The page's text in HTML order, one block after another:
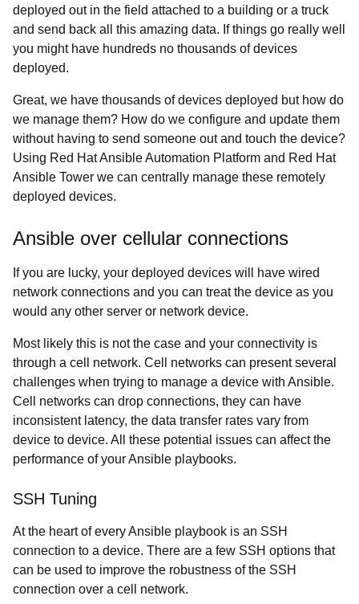
deployed out in the field attached to a building or a truck
and send back all this amazing data. If things go really well
you might have hundreds no thousands of devices
deployed.
Great, we have thousands of devices deployed but how do
we manage them? How do we configure and update them
without having to send someone out and touch the device?
Using Red Hat Ansible Automation Platform and Red Hat
Ansible Tower we can centrally manage these remotely
deployed devices.
Ansible over cellular connections
If you are lucky, your deployed devices will have wired
network connections and you can treat the device as you
would any other server or network device.
Most likely this is not the case and your connectivity is
through a cell network. Cell networks can present several
challenges when trying to manage a device with Ansible.
Cell networks can drop connections, they can have
inconsistent latency, the data transfer rates vary from
device to device. All these potential issues can affect the
performance of your Ansible playbooks.
SSH Tuning
At the heart of every Ansible playbook is an SSH
connection to a device. There are a few SSH options that
can be used to improve the robustness of the SSH
connection over a cell network.